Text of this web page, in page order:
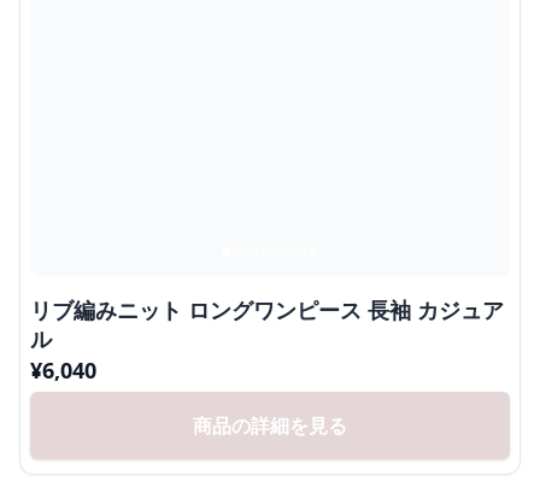
リブ編みニット ロングワンピース 長袖 カジュア
ル
¥6,040
商品の詳細を見る